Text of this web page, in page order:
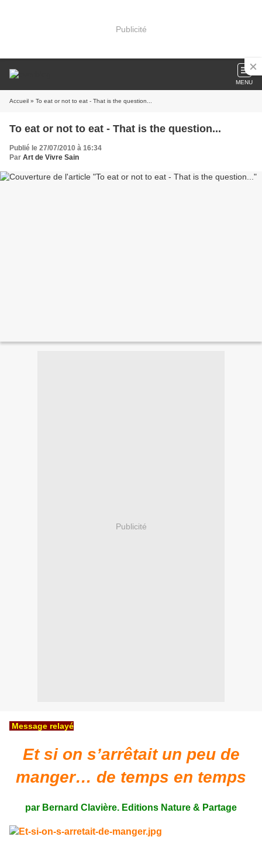
Publicité
MENU
Accueil » To eat or not to eat - That is the question...
To eat or not to eat - That is the question...
Publié le 27/07/2010 à 16:34
Par Art de Vivre Sain
Publicité
Message relayé
Et si on s’arrêtait un peu de
manger… de temps en temps
par Bernard Clavière. Editions Nature & Partage